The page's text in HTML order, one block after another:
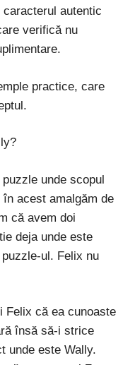
autentic
verifică nu
practice, care
unde scopul
acest amalgăm de
că avem doi
deja unde este
ul. Felix nu
Felix că ea cunoaste
însă să-i strice
unde este Wally.